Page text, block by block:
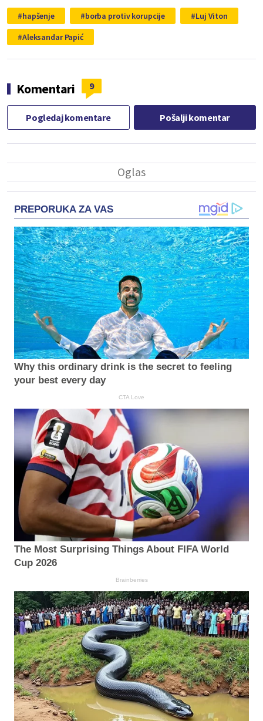
hapšenje borba protiv korupcije
Luj Viton
Aleksandar Papić
Komentari 9
Pogledaj komentare Pošalji komentar
PREPORUKA ZA VAS
Why this ordinary drink is the secret to feeling
your best every day
CTA Love
The Most Surprising Things About FIFA World
Cup 2026
Brainberries